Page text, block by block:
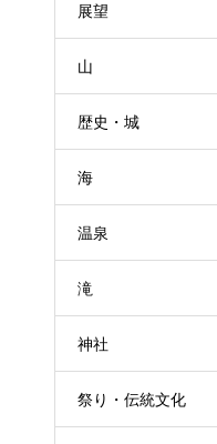
展望
山
歴史・城
海
温泉
滝
神社
祭り・伝統文化